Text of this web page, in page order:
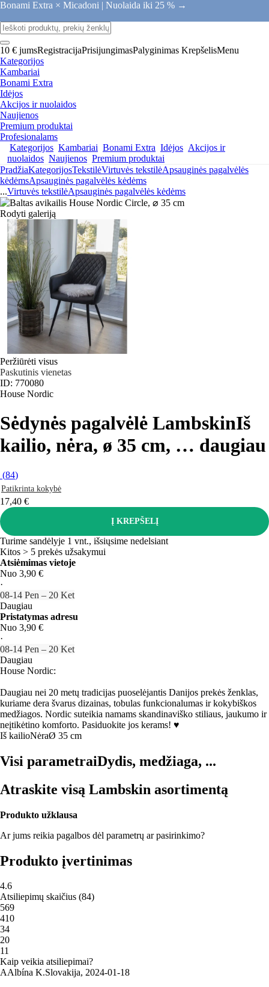
Bonami Extra × Micadoni | Nuolaida iki 25 % →
10 € jumsRegistracijaPrisijungimasPalyginimas KrepšelisMenu
Kategorijos
Kambariai
Bonami Extra
Idėjos
Akcijos ir nuolaidos
Naujienos
Premium produktai
Profesionalams
Kategorijos Kambariai Bonami Extra Idėjos Akcijos ir
nuolaidos Naujienos Premium produktai
PradžiaKategorijosTekstilėVirtuvės tekstilėApsauginės pagalvėlės
kėdėmsApsauginės pagalvėlės kėdėms
...Virtuvės tekstilėApsauginės pagalvėlės kėdėms
Rodyti galeriją
Peržiūrėti visus
Paskutinis vienetas
ID: 770080
House Nordic
Sėdynės pagalvėlė LambskinIš
kailio, nėra, ø 35 cm, … daugiau
(84)
Patikrinta kokybė
17,40 €
Į KREPŠELĮ
Turime sandėlyje 1 vnt., išsiųsime nedelsiant
Kitos > 5 prekės užsakymui
Atsiėmimas vietoje
Nuo 3,90 €
·
08‑14 Pen – 20 Ket
Daugiau
Pristatymas adresu
Nuo 3,90 €
·
08‑14 Pen – 20 Ket
Daugiau
House Nordic:
Daugiau nei 20 metų tradicijas puoselėjantis Danijos prekės ženklas,
kuriame dera švarus dizainas, tobulas funkcionalumas ir kokybiškos
medžiagos. Nordic suteikia namams skandinaviško stiliaus, jaukumo ir
neįtikėtino komforto. Pasiduokite jos kerams! ♥
Iš kailioNėraØ 35 cm
Visi parametraiDydis, medžiaga, ...
Atraskite visą Lambskin asortimentą
Produkto užklausa
Ar jums reikia pagalbos dėl parametrų ar pasirinkimo?
Produkto įvertinimas
4.6
Atsiliepimų skaičius (84)
569
410
34
20
11
Kaip veikia atsiliepimai?
AAlbína K.Slovakija, 2024‑01‑18